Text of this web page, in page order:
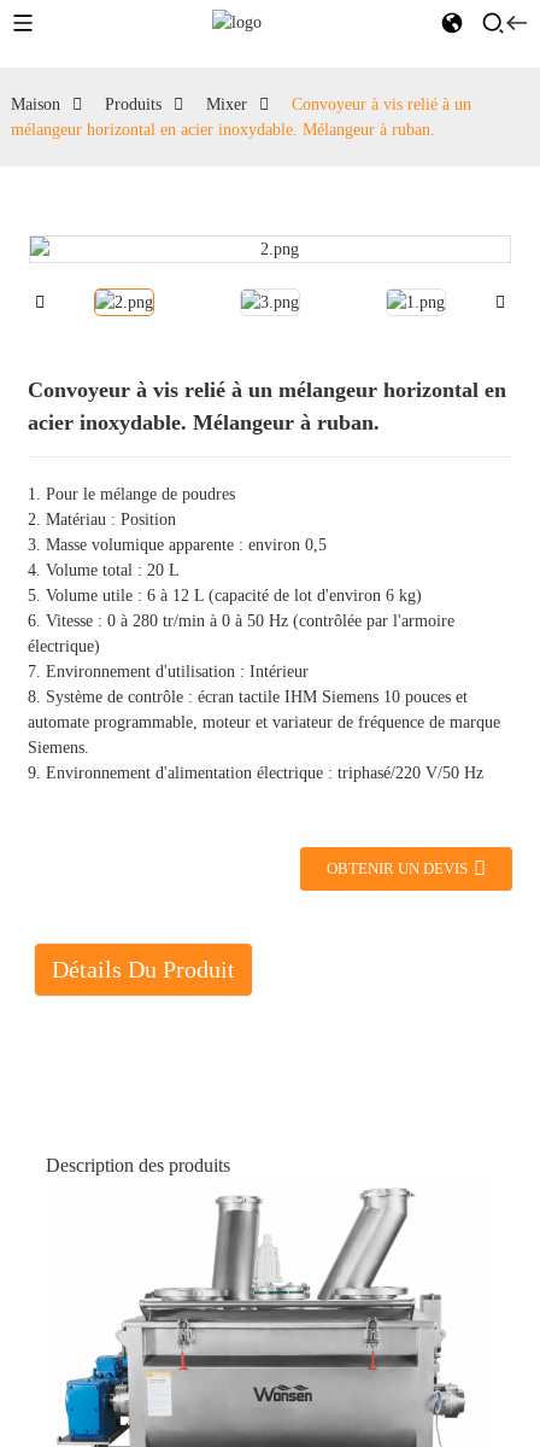
Maison Produits Mixer
Convoyeur à vis relié à un
mélangeur horizontal en acier inoxydable. Mélangeur à ruban.
Convoyeur à vis relié à un mélangeur horizontal en
acier inoxydable. Mélangeur à ruban.
1. Pour le mélange de poudres
2. Matériau : Position
3. Masse volumique apparente : environ 0,5
4. Volume total : 20 L
5. Volume utile : 6 à 12 L (capacité de lot d'environ 6 kg)
6. Vitesse : 0 à 280 tr/min à 0 à 50 Hz (contrôlée par l'armoire
électrique)
7. Environnement d'utilisation : Intérieur
8. Système de contrôle : écran tactile IHM Siemens 10 pouces et
automate programmable, moteur et variateur de fréquence de marque
Siemens.
9. Environnement d'alimentation électrique : triphasé/220 V/50 Hz
OBTENIR UN DEVIS
Détails Du Produit
Description des produits